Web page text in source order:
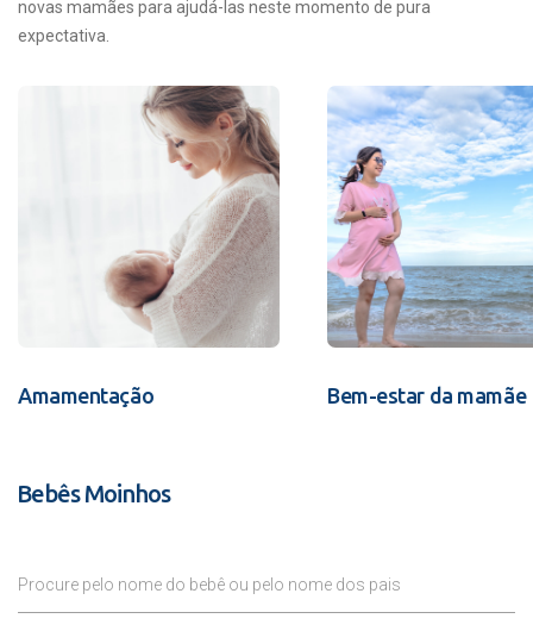
novas mamães para ajudá-las neste momento de pura
expectativa.
Amamentação Bem-estar da mamãe
Bebês Moinhos
Procure pelo nome do bebê ou pelo nome dos pais